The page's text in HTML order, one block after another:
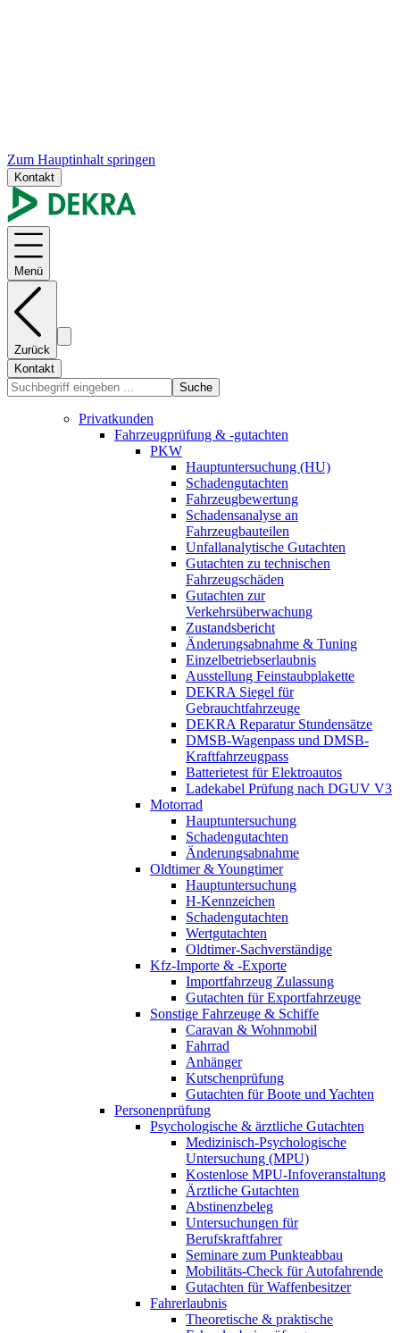
Zum Hauptinhalt springen
Kontakt
Menü
Zurück
Kontakt
Suche
Privatkunden
Fahrzeugprüfung & -gutachten
PKW
Hauptuntersuchung (HU)
Schadengutachten
Fahrzeugbewertung
Schadensanalyse an
Fahrzeugbauteilen
Unfallanalytische Gutachten
Gutachten zu technischen
Fahrzeugschäden
Gutachten zur
Verkehrsüberwachung
Zustandsbericht
Änderungsabnahme & Tuning
Einzelbetriebserlaubnis
Ausstellung Feinstaubplakette
DEKRA Siegel für
Gebrauchtfahrzeuge
DEKRA Reparatur Stundensätze
DMSB-Wagenpass und DMSB-
Kraftfahrzeugpass
Batterietest für Elektroautos
Ladekabel Prüfung nach DGUV V3
Motorrad
Hauptuntersuchung
Schadengutachten
Änderungsabnahme
Oldtimer & Youngtimer
Hauptuntersuchung
H-Kennzeichen
Schadengutachten
Wertgutachten
Oldtimer-Sachverständige
Kfz-Importe & -Exporte
Importfahrzeug Zulassung
Gutachten für Exportfahrzeuge
Sonstige Fahrzeuge & Schiffe
Caravan & Wohnmobil
Fahrrad
Anhänger
Kutschenprüfung
Gutachten für Boote und Yachten
Personenprüfung
Psychologische & ärztliche Gutachten
Medizinisch-Psychologische
Untersuchung (MPU)
Kostenlose MPU-Infoveranstaltung
Ärztliche Gutachten
Abstinenzbeleg
Untersuchungen für
Berufskraftfahrer
Seminare zum Punkteabbau
Mobilitäts-Check für Autofahrende
Gutachten für Waffenbesitzer
Fahrerlaubnis
Theoretische & praktische